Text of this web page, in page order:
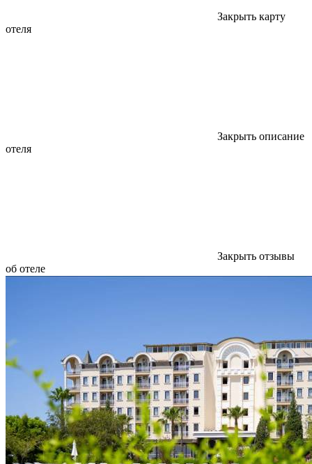
Закрыть карту
отеля
Закрыть описание
отеля
Закрыть отзывы
об отеле